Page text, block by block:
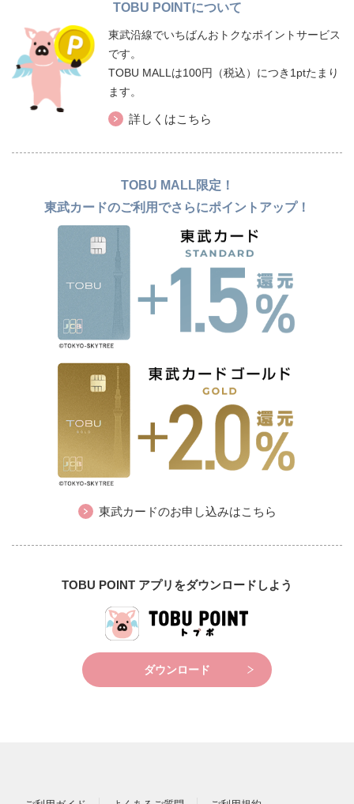
TOBU POINTについて
東武沿線でいちばんおトクなポイントサービス
です。
TOBU MALLは100円（税込）につき1ptたまり
ます。
詳しくはこちら
TOBU MALL限定！
東武カードのご利用でさらにポイントアップ！
東武カードのお申し込みはこちら
TOBU POINT アプリをダウンロードしよう
ダウンロード